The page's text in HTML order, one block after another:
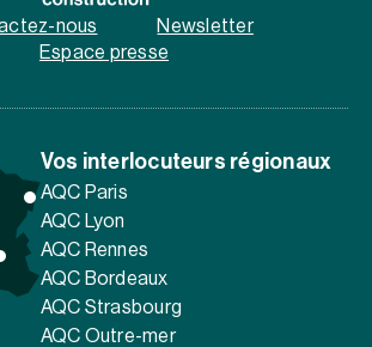
nous
Newsletter
Espace presse
Vos interlocuteurs régionaux
AQC Paris
AQC Lyon
AQC Rennes
AQC Bordeaux
AQC Strasbourg
AQC Outre-mer